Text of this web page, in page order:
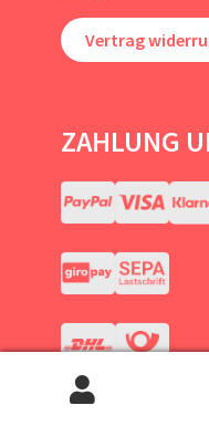
Vertrag
ZAHLUNG